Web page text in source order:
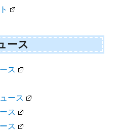
ース
ス
ース
ス
ス